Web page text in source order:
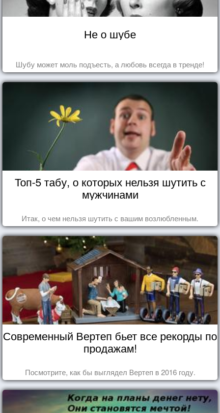
Не о шубе
Шубу может моль подъесть, а любовь всегда в тренде!
Топ-5 табу, о которых нельзя шутить с
мужчинами
Итак, о чем нельзя шутить с вашим возлюбленным.
Современный Вертеп бьет все рекорды по
продажам!
Посмотрите, как бы выглядел Вертеп в 2016 году.